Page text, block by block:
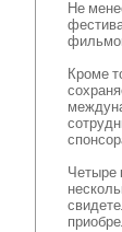
Не
Кроме
Четыре